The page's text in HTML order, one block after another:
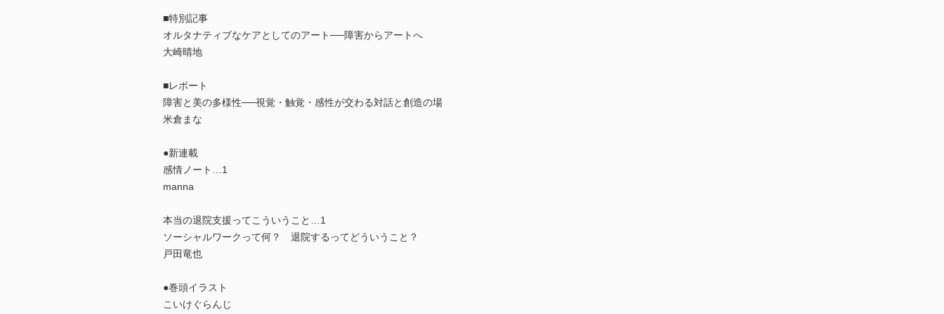
■特別記事
オルタナティブなケアとしてのアート──障害からアートへ
大崎晴地
■レポート
障害と美の多様性──視覚・触覚・感性が交わる対話と創造の場
米倉まな
●新連載
感情ノート…1
manna
本当の退院支援ってこういうこと…1
ソーシャルワークって何？ 退院するってどういうこと？
戸田竜也
●巻頭イラスト
こいけぐらんじ